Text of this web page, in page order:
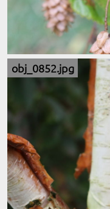
obj_0852.jpg